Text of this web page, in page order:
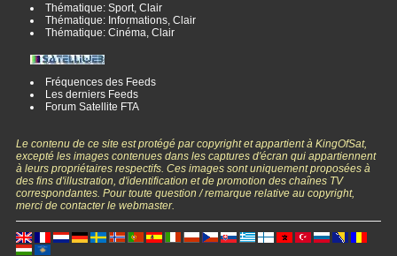
Thématique: Sport, Clair
Thématique: Informations, Clair
Thématique: Cinéma, Clair
Fréquences des Feeds
Les derniers Feeds
Forum Satellite FTA
Le contenu de ce site est protégé par copyright et appartient à KingOfSat,
excepté les images contenues dans les captures d'écran qui appartiennent
à leurs propriétaires respectifs. Ces images sont uniquement proposées à
des fins d'illustration, d'identification et de promotion des chaînes TV
correspondantes. Pour toute question / remarque relative au copyright,
merci de contacter le webmaster.